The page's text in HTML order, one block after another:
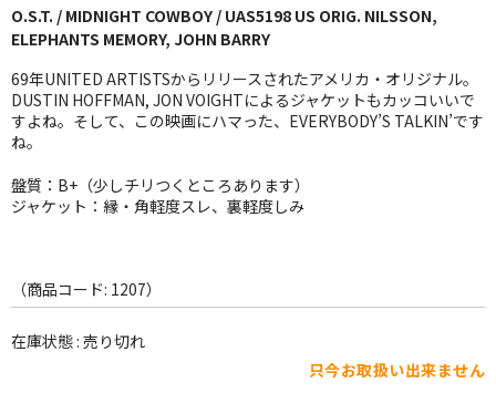
JAZZ-EU
JAZZ-JP
JAZZ-VOCAL
ROCK
WORLD
その他
O.S.T. / MIDNIGHT COWBOY / UAS5198 US ORIG. NILSSON,
ELEPHANTS MEMORY, JOHN BARRY
69年UNITED ARTISTSからリリースされたアメリカ・オリジナル。
DUSTIN HOFFMAN, JON VOIGHTによるジャケットもカッコいいで
すよね。そして、この映画にハマった、EVERYBODY’S TALKIN’です
ね。
盤質：B+（少しチリつくところあります）
ジャケット：縁・角軽度スレ、裏軽度しみ
（商品コード: 1207）
在庫状態 : 売り切れ
只今お取扱い出来ません